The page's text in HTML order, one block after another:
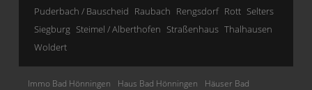
Puderbach / Bauscheid Raubach Rengsdorf Rott Selters
Siegburg Steimel / Alberthofen Straßenhaus Thalhausen
Woldert
Immo Bad Hönningen Haus Bad Hönningen
Häuser Bad